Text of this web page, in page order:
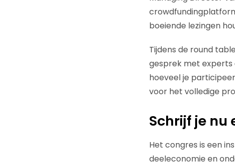
boeiende lezingen
Tijdens de round
gesprek met experts
hoeveel je
voor het volledige
Schrijf je
Het congres is een
deeleconomie en